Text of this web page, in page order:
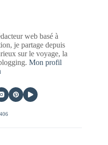
web basé à
je partage depuis
sur le voyage, la
Mon profil